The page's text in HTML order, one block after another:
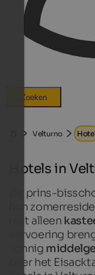
Zoeken
Velturno
Hotels in
De prins-
hun
niet alleen
vervoering
zonnig
over het